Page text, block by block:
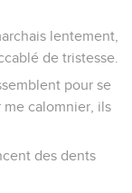
lentement,
de tristesse.
pour se
me calomnier, ils
des dents